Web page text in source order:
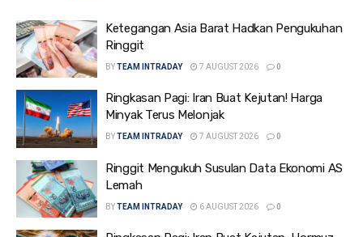
Ketegangan Asia Barat Hadkan Pengukuhan
Ringgit
BYTEAM INTRADAY 7 AUGUST 2026 0
Ringkasan Pagi: Iran Buat Kejutan! Harga
Minyak Terus Melonjak
BYTEAM INTRADAY 7 AUGUST 2026 0
Ringgit Mengukuh Susulan Data Ekonomi AS
Lemah
BYTEAM INTRADAY 6 AUGUST 2026 0